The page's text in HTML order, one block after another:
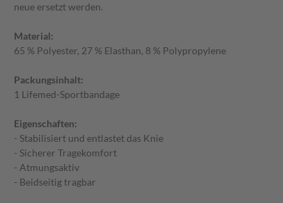
neue ersetzt werden.
Material:
65 % Polyester, 27 % Elasthan, 8 % Polypropylene
Packungsinhalt:
1 Lifemed-Sportbandage
Eigenschaften:
- Stabilisiert und entlastet das Knie
- Sicherer Tragekomfort
- Atmungsaktiv
- Beidseitig tragbar